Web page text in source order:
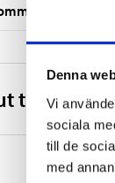
Denna
Vi
sociala
till de
med
the